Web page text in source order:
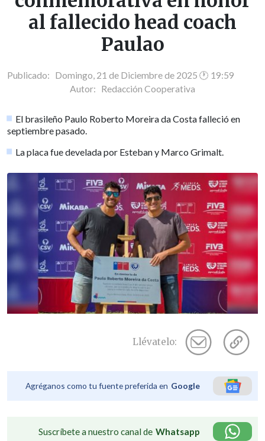
al fallecido head coach
Paulao
Publicado: Domingo, 21 de Diciembre de 2025 🕐 19:59
Autor: Redacción Cooperativa
El brasileño Paulo Roberto Moreira da Costa falleció en
septiembre pasado.
La placa fue develada por Esteban y Marco Grimalt.
Llévatelo:
Agréganos como tu fuente preferida en Google
Suscríbete a nuestro canal de Whatsapp